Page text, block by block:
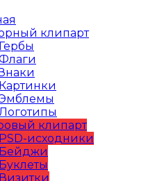
клипарт
Гербы
Картинки
клипарт
PSD-исходники
Бейджи
Буклеты
Визитки